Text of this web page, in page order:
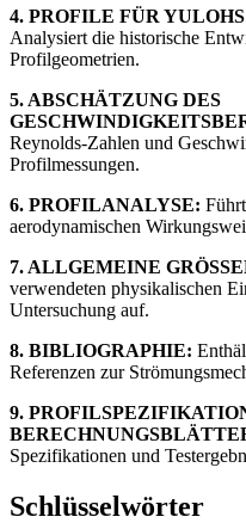
4. PROFILE FÜR
Analysiert die historische
Profilgeometrien.
5. ABSCHÄTZUNG DES
Reynolds-Zahlen und
Profilmessungen.
6. PROFILANALYSE:
aerodynamischen
7. ALLGEMEINE
verwendeten physikalischen
Untersuchung auf.
8. BIBLIOGRAPHIE:
Referenzen zur
9.
Spezifikationen und
Schlüsselwörter